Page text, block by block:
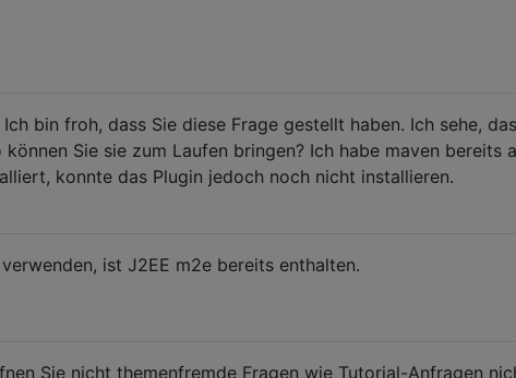
bin froh, dass Sie diese Frage gestellt haben. Ich sehe,
können Sie sie zum Laufen bringen? Ich habe maven bereits
konnte das Plugin jedoch noch nicht installieren.
ist J2EE m2e bereits enthalten.
Sie nicht themenfremde Fragen wie Tutorial-Anfragen